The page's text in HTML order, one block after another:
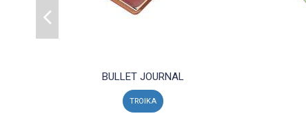
BULLET JOURNAL
TROIKA